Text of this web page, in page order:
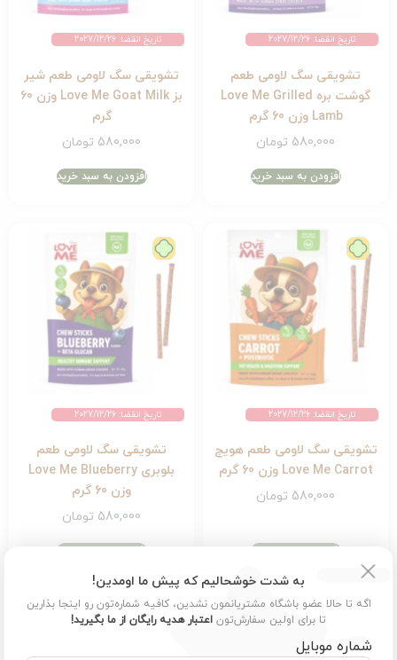
تاریخ انقضا: 2027/12/26
تشویقی سگ لاومی طعم
گوشت بره Love Me Grilled
Lamb وزن 60 گرم
580,000 تومان
افزودن به سبد خرید
تاریخ انقضا: 2027/12/26
تشویقی سگ لاومی طعم شیر
بز Love Me Goat Milk وزن 60
گرم
580,000 تومان
افزودن به سبد خرید
تاریخ انقضا: 2027/12/26
تشویقی سگ لاومی طعم هویج
Love Me Carrot وزن 60 گرم
580,000 تومان
افزودن به سبد خرید
تاریخ انقضا: 2027/12/26
تشویقی سگ لاومی طعم
بلوبری Love Me Blueberry
وزن 60 گرم
580,000 تومان
افزودن به سبد خرید
به شدت خوشحالیم که پیش ما اومدین!
اگه تا حالا عضو باشگاه مشتریانمون نشدین، کافیه شماره‌تون رو اینجا بذارین
تا برای اولین سفارش‌تون اعتبار هدیه رایگان از ما بگیرید!
شماره موبایل